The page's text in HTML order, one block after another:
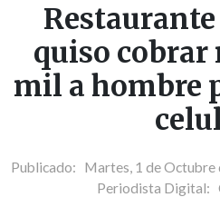
quiso cobrar
mil a hombre
Publicado: Martes, 1 de Octubre
Periodista Digital: